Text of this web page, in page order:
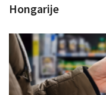
Hongarije